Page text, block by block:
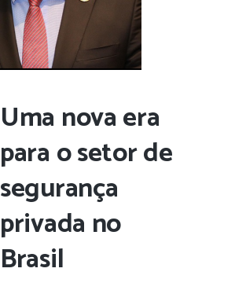
Uma nova era
para o setor de
segurança
privada no
Brasil